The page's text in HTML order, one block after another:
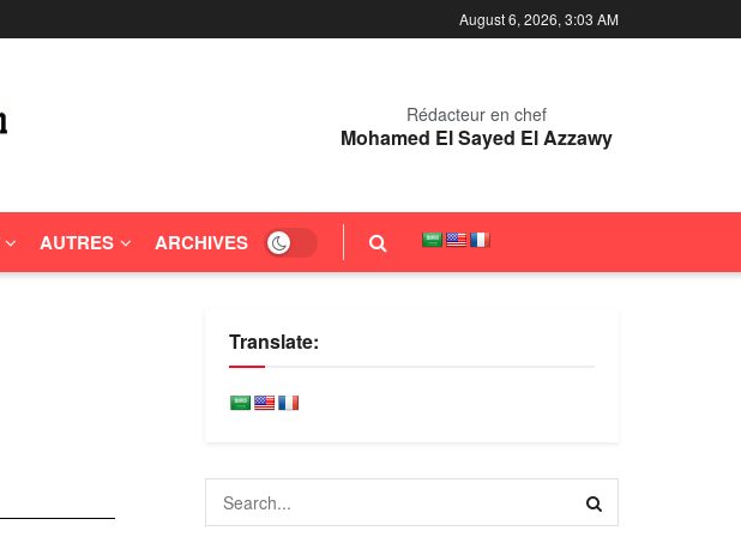
August 6, 2026, 3:03 AM
Rédacteur en chef
Mohamed El Sayed El Azzawy
AUTRES ARCHIVES
Translate: